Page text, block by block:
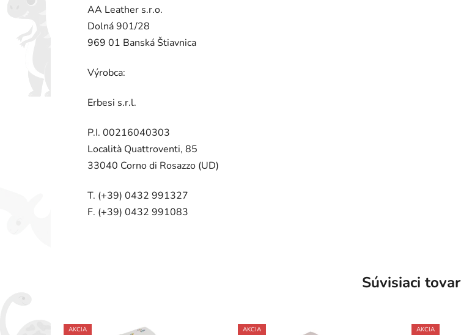
AA Leather s.r.o.
Dolná 901/28
969 01 Banská Štiavnica
Výrobca:
Erbesi s.r.l.
P.I. 00216040303
Località Quattroventi, 85
33040 Corno di Rosazzo (UD)
T. (+39) 0432 991327
F. (+39) 0432 991083
Súvisiaci tovar
AKCIA AKCIA AKCIA